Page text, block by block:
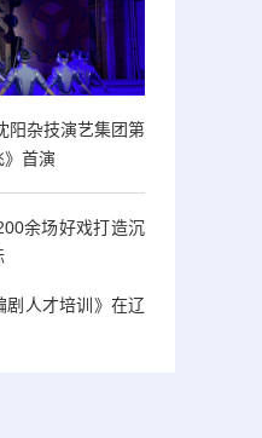
阳杂技演艺集团第
首演
余场好戏打造沉
剧人才培训》在辽